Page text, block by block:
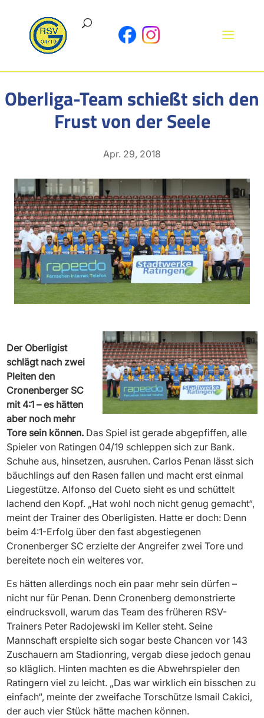
Oberliga-Team schießt sich den
Frust von der Seele
Apr. 29, 2018
Der Oberligist
schlägt nach zwei
Pleiten den
Cronenberger SC
mit 4:1 – es hätten
aber noch mehr
Tore sein können. Das Spiel ist gerade abgepfiffen, alle
Spieler von Ratingen 04/19 schleppen sich zur Bank.
Schuhe aus, hinsetzen, ausruhen. Carlos Penan lässt sich
bäuchlings auf den Rasen fallen und macht erst einmal
Liegestütze. Alfonso del Cueto sieht es und schüttelt
lachend den Kopf. „Hat wohl noch nicht genug gemacht“,
meint der Trainer des Oberligisten. Hatte er doch: Denn
beim 4:1-Erfolg über den fast abgestiegenen
Cronenberger SC erzielte der Angreifer zwei Tore und
bereitete noch ein weiteres vor.
Es hätten allerdings noch ein paar mehr sein dürfen –
nicht nur für Penan. Denn Cronenberg demonstrierte
eindrucksvoll, warum das Team des früheren RSV-
Trainers Peter Radojewski im Keller steht. Seine
Mannschaft erspielte sich sogar beste Chancen vor 143
Zuschauern am Stadionring, vergab diese jedoch genau
so kläglich. Hinten machten es die Abwehrspieler den
Ratingern viel zu leicht. „Das war wirklich ein bisschen zu
einfach“, meinte der zweifache Torschütze Ismail Cakici,
der auch vier Stück hätte machen können.